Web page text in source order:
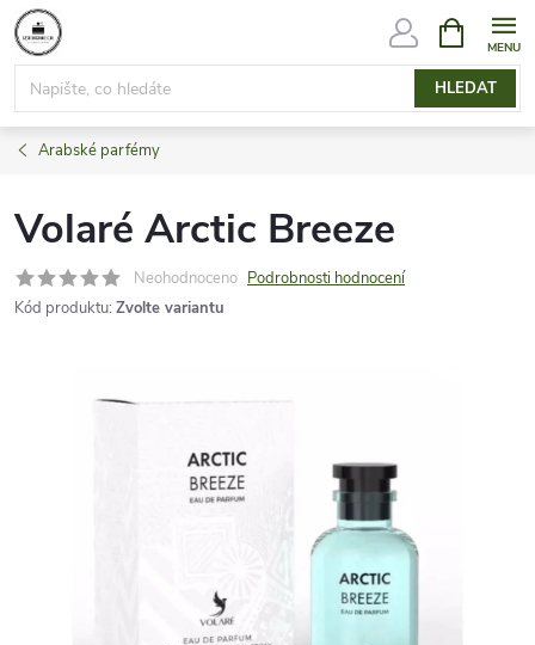
Přejít
na
obsah
HLEDAT
NÁKUPNÍ
KOŠÍK
Arabské parfémy
Volaré Arctic Breeze
Neohodnoceno Podrobnosti hodnocení
Kód produktu: Zvolte variantu